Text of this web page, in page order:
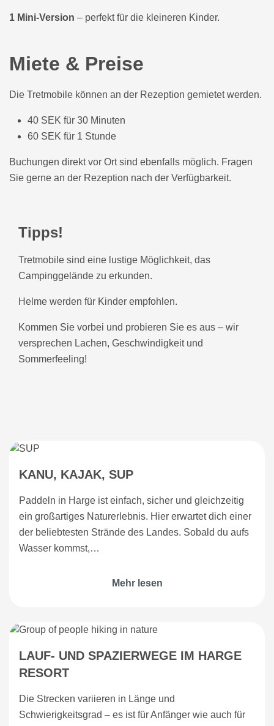
1 Mini-Version – perfekt für die kleineren Kinder.
Miete & Preise
Die Tretmobile können an der Rezeption gemietet werden.
40 SEK für 30 Minuten
60 SEK für 1 Stunde
Buchungen direkt vor Ort sind ebenfalls möglich. Fragen
Sie gerne an der Rezeption nach der Verfügbarkeit.
Tipps!
Tretmobile sind eine lustige Möglichkeit, das
Campinggelände zu erkunden.
Helme werden für Kinder empfohlen.
Kommen Sie vorbei und probieren Sie es aus – wir
versprechen Lachen, Geschwindigkeit und
Sommerfeeling!
KANU, KAJAK, SUP
Paddeln in Harge ist einfach, sicher und gleichzeitig
ein großartiges Naturerlebnis. Hier erwartet dich einer
der beliebtesten Strände des Landes. Sobald du aufs
Wasser kommst,…
Mehr lesen
LAUF- UND SPAZIERWEGE IM HARGE
RESORT
Die Strecken variieren in Länge und
Schwierigkeitsgrad – es ist für Anfänger wie auch für